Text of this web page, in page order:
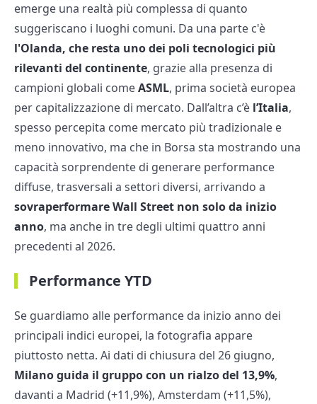
emerge una realtà più complessa di quanto
suggeriscano i luoghi comuni. Da una parte c'è
l'Olanda, che resta uno dei poli tecnologici più
rilevanti del continente, grazie alla presenza di
campioni globali comeASML, prima società europea
per capitalizzazione di mercato. Dall’altra c’è l’Italia,
spesso percepita come mercato più tradizionale e
meno innovativo, ma che in Borsa sta mostrando una
capacità sorprendente di generare performance
diffuse, trasversali a settori diversi, arrivando a
sovraperformare Wall Street non solo da inizio
anno, ma anche in tre degli ultimi quattro anni
precedenti al 2026.
Performance YTD
Se guardiamo alle performance da inizio anno dei
principali indici europei, la fotografia appare
piuttosto netta. Ai dati di chiusura del 26 giugno,
Milano guida il gruppo con un rialzo del 13,9%,
davanti a Madrid (+11,9%), Amsterdam (+11,5%),